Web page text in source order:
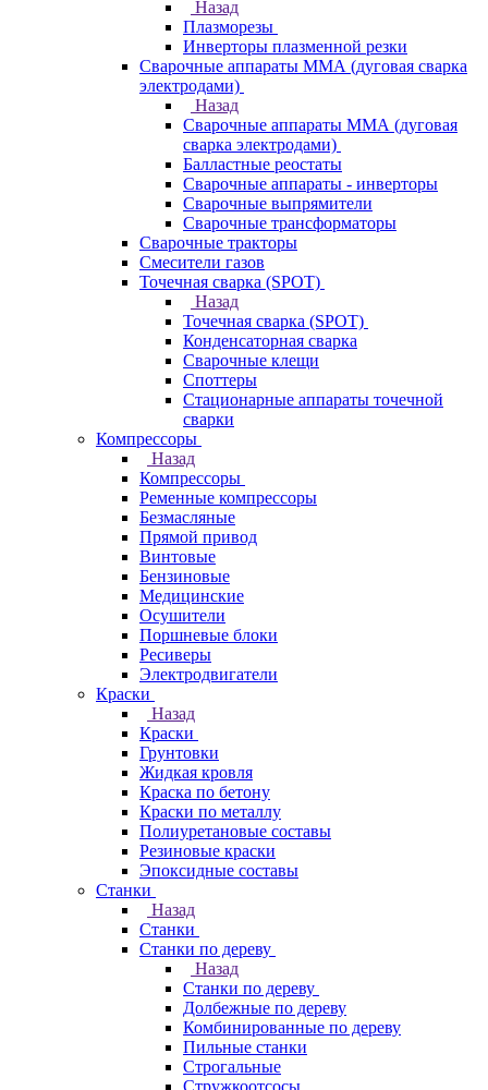
Назад
Плазморезы
Инверторы плазменной резки
Сварочные аппараты ММА (дуговая сварка
электродами)
Назад
Сварочные аппараты ММА (дуговая
сварка электродами)
Балластные реостаты
Сварочные аппараты - инверторы
Сварочные выпрямители
Сварочные трансформаторы
Сварочные тракторы
Смесители газов
Точечная сварка (SPOT)
Назад
Точечная сварка (SPOT)
Конденсаторная сварка
Сварочные клещи
Споттеры
Стационарные аппараты точечной
сварки
Компрессоры
Назад
Компрессоры
Ременные компрессоры
Безмасляные
Прямой привод
Винтовые
Бензиновые
Медицинские
Осушители
Поршневые блоки
Ресиверы
Электродвигатели
Краски
Назад
Краски
Грунтовки
Жидкая кровля
Краска по бетону
Краски по металлу
Полиуретановые составы
Резиновые краски
Эпоксидные составы
Станки
Назад
Станки
Станки по дереву
Назад
Станки по дереву
Долбежные по дереву
Комбинированные по дереву
Пильные станки
Строгальные
Стружкоотсосы